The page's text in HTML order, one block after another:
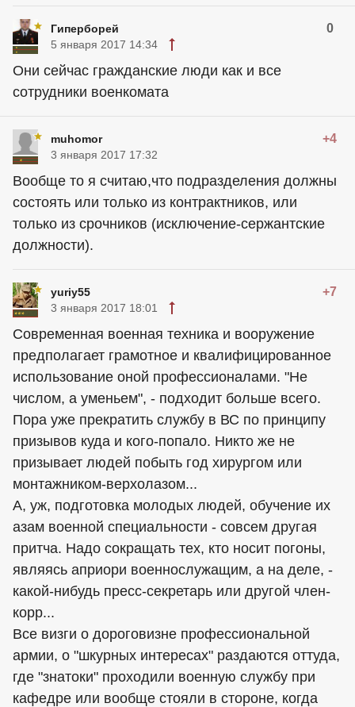
Гиперборей 0
5 января 2017 14:34
Они сейчас гражданские люди как и все
сотрудники военкомата
muhomor +4
3 января 2017 17:32
Вообще то я считаю,что подразделения должны
состоять или только из контрактников, или
только из срочников (исключение-сержантские
должности).
yuriy55 +7
3 января 2017 18:01
Современная военная техника и вооружение
предполагает грамотное и квалифицированное
использование оной профессионалами. "Не
числом, а уменьем", - подходит больше всего.
Пора уже прекратить службу в ВС по принципу
призывов куда и кого-попало. Никто же не
призывает людей побыть год хирургом или
монтажником-верхолазом...
А, уж, подготовка молодых людей, обучение их
азам военной специальности - совсем другая
притча. Надо сокращать тех, кто носит погоны,
являясь априори военнослужащим, а на деле, -
какой-нибудь пресс-секретарь или другой член-
корр...
Все визги о дороговизне профессиональной
армии, о "шкурных интересах" раздаются оттуда,
где "знатоки" проходили военную службу при
кафедре или вообще стояли в стороне, когда